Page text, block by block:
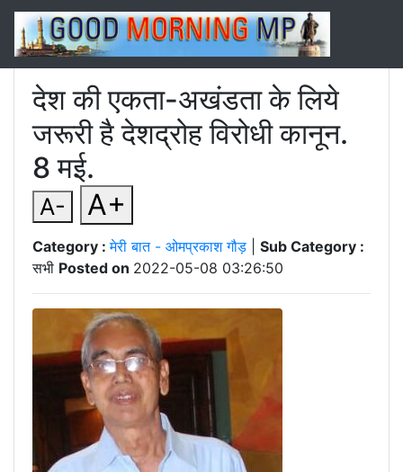
देश की एकता-अखंडता के लिये
जरूरी है देशद्रोह विरोधी कानून.
8 मई.
A- A+
Category :मेरी बात - ओमप्रकाश गौड़
Sub Category :
सभी Posted on 2022-05-08 03:26:50